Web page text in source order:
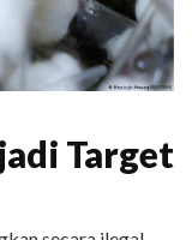
Target